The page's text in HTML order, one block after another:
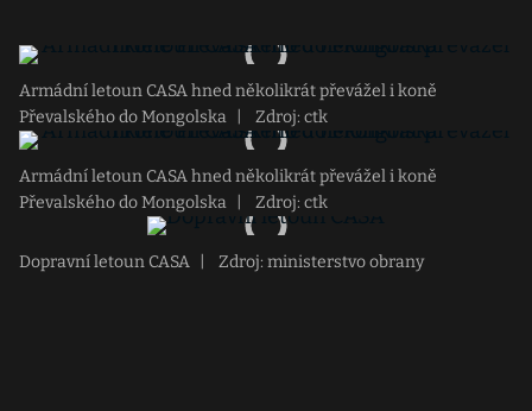
Armádní letoun CASA hned několikrát převážel i koně
Převalského do Mongolska
Zdroj: ctk
Armádní letoun CASA hned několikrát převážel i koně
Převalského do Mongolska
Zdroj: ctk
Dopravní letoun CASA Zdroj: ministerstvo obrany